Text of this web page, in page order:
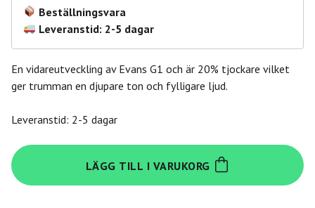
Beställningsvara
Leveranstid: 2-5 dagar
En vidareutveckling av Evans G1 och är 20% tjockare vilket
ger trumman en djupare ton och fylligare ljud.
Leveranstid: 2-5 dagar
Evans
12"
G12
LÄGG TILL I VARUKORG